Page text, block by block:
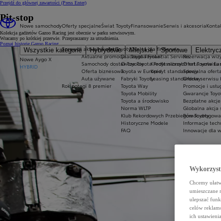
Przejdź do głównej zawartości (Press Enter)
Nowe samochody
Wszystkie kategorie Hybrydowe Miejskie Sportowe
Nowe Aygo X
HYBRID
Oferty specjalne
Sprawdź aktualne oferty
Aktualne promocje
Samochody dostawcze Toyota Professional
Oferta biznesowa
Auta używane
Rok potęgi 8 premier
Świat Toyoty
Świat Toyoty
Dlaczego Toyota?
O Toyocie
Toyota w Europie
Fabryki Toyoty
Toyota Way
Toyota Mobility
Toyota a środowisko
Norma WLTP
Klub Rekordowych Przebiegów Toyoty
Historyczne Modele
FAQ
Finansowanie
Oferta dla firm
Toyota Financial Services
Kredyt niższych rat Toyota
Kredyt standardowy
Leasing standardowy
Serwis i akcesoria
Serwis
Rezerwacja
Oferta serwisu
Specjalna
Oferta serwisu
Promocje i
Gwarancje
Bezpłatne
Globalna akcja
Pomoc
Informacje
Innowacje dla
Pit-stop
Kolekcja gadżetów Gazoo Racing jest obecnie w parku serwisowym.
Wracamy po krótkiej przerwie. Przepraszamy za utrudnienia.
Poznaj historię Gazoo Racing
Chcemy
ulepszać
celów
ich